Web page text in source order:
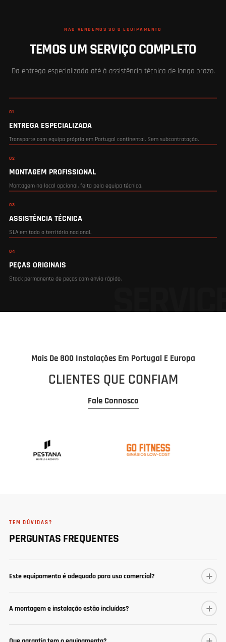
NÃO VENDEMOS SÓ O EQUIPAMENTO
TEMOS UM SERVIÇO COMPLETO
Da entrega especializada até à assistência técnica de longo prazo.
01
ENTREGA ESPECIALIZADA
Transporte com equipa própria em Portugal continental. Sem subcontratação.
02
MONTAGEM PROFISSIONAL
Montagem no local opcional, feita pela equipa técnica.
03
ASSISTÊNCIA TÉCNICA
SLA em todo o território nacional.
04
PEÇAS ORIGINAIS
Stock permanente de peças com envio rápido.
Mais De 800 Instalações Em Portugal E Europa
CLIENTES QUE CONFIAM
Fale Connosco
TEM DÚVIDAS?
PERGUNTAS FREQUENTES
Este equipamento é adequado para uso comercial?
A montagem e instalação estão incluídas?